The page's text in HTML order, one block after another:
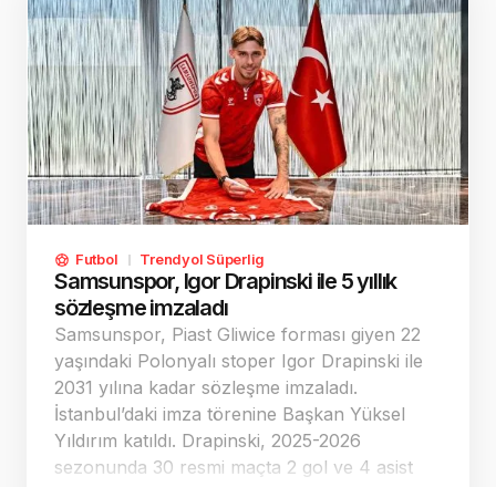
Futbol Trendyol Süperlig
Samsunspor, Igor Drapinski ile 5 yıllık
sözleşme imzaladı
Samsunspor, Piast Gliwice forması giyen 22
yaşındaki Polonyalı stoper Igor Drapinski ile
2031 yılına kadar sözleşme imzaladı.
İstanbul’daki imza törenine Başkan Yüksel
Yıldırım katıldı. Drapinski, 2025-2026
sezonunda 30 resmi maçta 2 gol ve 4 asist